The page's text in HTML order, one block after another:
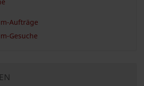
Aufträge
Gesuche